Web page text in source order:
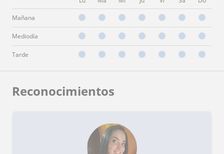
Mañana
Mediodía
Tarde
Reconocimientos